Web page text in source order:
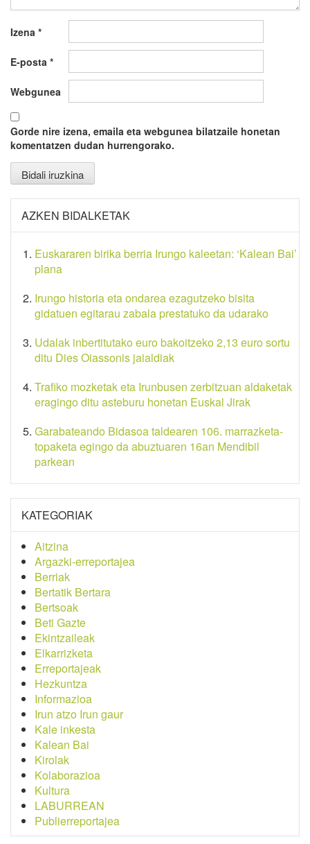
Izena *
E-posta *
Webgunea
Gorde nire izena, emaila eta webgunea bilatzaile honetan
komentatzen dudan hurrengorako.
AZKEN BIDALKETAK
Euskararen birika berria Irungo kaleetan: ‘Kalean Bai’
plana
Irungo historia eta ondarea ezagutzeko bisita
gidatuen egitarau zabala prestatuko da udarako
Udalak inbertitutako euro bakoitzeko 2,13 euro sortu
ditu Dies Oiassonis jaialdiak
Trafiko mozketak eta Irunbusen zerbitzuan aldaketak
eragingo ditu asteburu honetan Euskal Jirak
Garabateando Bidasoa taldearen 106. marrazketa-
topaketa egingo da abuztuaren 16an Mendibil
parkean
KATEGORIAK
Aitzina
Argazki-erreportajea
Berriak
Bertatik Bertara
Bertsoak
Beti Gazte
Ekintzaileak
Elkarrizketa
Erreportajeak
Hezkuntza
Informazioa
Irun atzo Irun gaur
Kale inkesta
Kalean Bai
Kirolak
Kolaborazioa
Kultura
LABURREAN
Publierreportajea